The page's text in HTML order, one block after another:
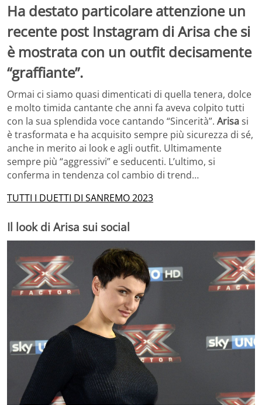
Ha destato particolare attenzione un
recente post Instagram di Arisa che si
è mostrata con un outfit decisamente
“graffiante”.
Ormai ci siamo quasi dimenticati di quella tenera, dolce
e molto timida cantante che anni fa aveva colpito tutti
con la sua splendida voce cantando “Sincerità”. Arisasi
è trasformata e ha acquisito sempre più sicurezza di sé,
anche in merito ai look e agli outfit. Ultimamente
sempre più “aggressivi” e seducenti. L’ultimo, si
conferma in tendenza col cambio di trend…
TUTTI I DUETTI DI SANREMO 2023
Il look di Arisa sui social